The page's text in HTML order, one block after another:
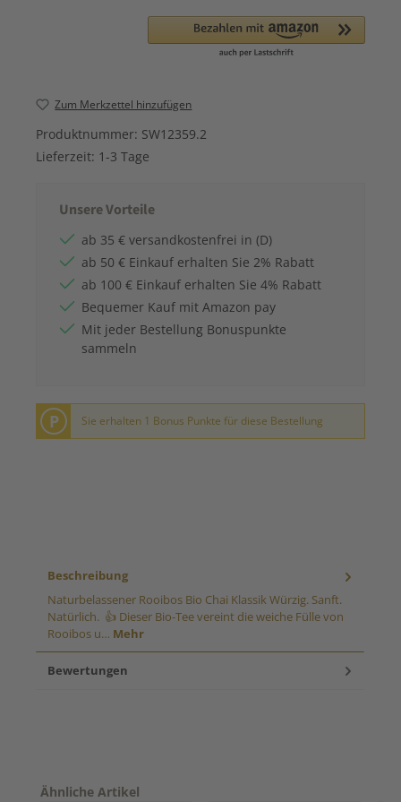
Zum Merkzettel hinzufügen
Produktnummer: SW12359.2
Lieferzeit: 1-3 Tage
Unsere Vorteile
ab 35 € versandkostenfrei in (D)
ab 50 € Einkauf erhalten Sie 2% Rabatt
ab 100 € Einkauf erhalten Sie 4% Rabatt
Bequemer Kauf mit Amazon pay
Mit jeder Bestellung Bonuspunkte
sammeln
P Sie erhalten 1 Bonus Punkte für diese Bestellung
Beschreibung
Naturbelassener Rooibos Bio Chai Klassik Würzig. Sanft.
Natürlich. 👍 Dieser Bio-Tee vereint die weiche Fülle von
Rooibos u… Mehr
Bewertungen
Produktgalerie überspringen
Ähnliche Artikel